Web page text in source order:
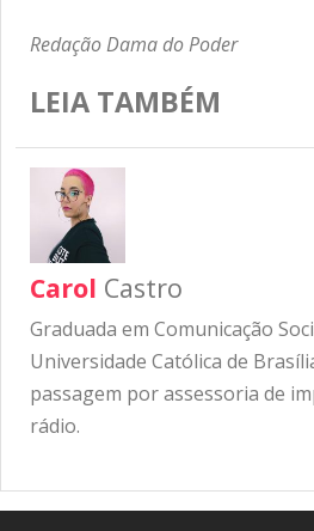
Redação Dama do Poder
LEIA TAMBÉM
Carol Castro
Graduada em Comunicação
Universidade Católica de
passagem por assessoria de
rádio.